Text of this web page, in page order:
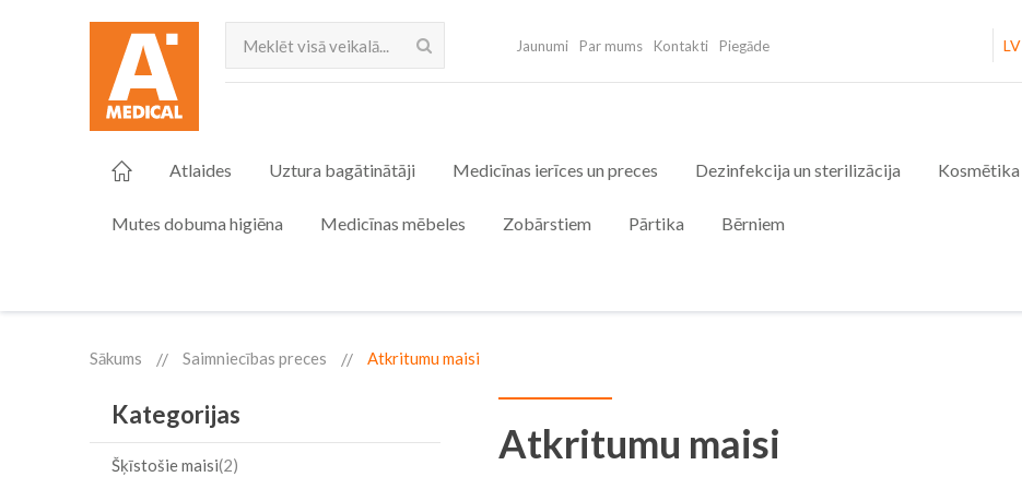
Meklēt
Jaunumi Par mums Kontakti Piegāde LV
Atlaides Uztura bagātinātāji Medicīnas ierīces un preces Dezinfekcija un sterilizācija Kosmētika
Mutes dobuma higiēna Medicīnas mēbeles Zobārstiem Pārtika Bērniem
Sākums Saimniecības preces Atkritumu maisi
Atkritumu maisi
Kategorijas
Šķīstošie maisi 2